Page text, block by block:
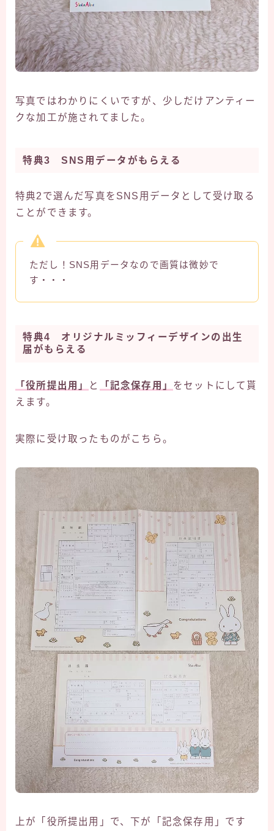
写真ではわかりにくいですが、少しだけアンティー
クな加工が施されてました。
特典3 SNS用データがもらえる
特典2で選んだ写真をSNS用データとして受け取る
ことができます。
ただし！SNS用データなので画質は微妙で
す・・・
特典4 オリジナルミッフィーデザインの出生
届がもらえる
「役所提出用」 と 「記念保存用」 をセットにして貰
えます。
実際に受け取ったものがこちら。
上が「役所提出用」で、下が「記念保存用」です